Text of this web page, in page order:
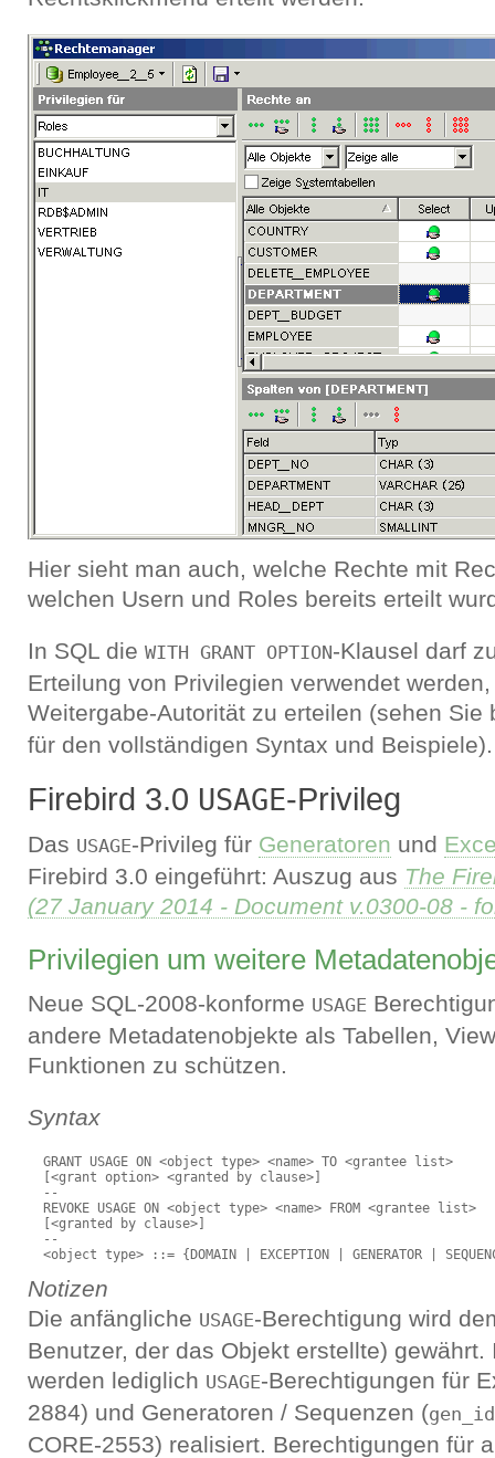
Hier sieht man auch, welche Rechte mit
welchen Usern und Roles bereits erteilt
In SQL die WITH GRANT OPTION-Klausel darf
Erteilung von Privilegien verwendet
Weitergabe-Autorität zu erteilen (sehen Sie
für den vollständigen Syntax und Beispiele).
Firebird 3.0 USAGE-Privileg
Das USAGE-Privileg für Generatoren und
Firebird 3.0 eingeführt: Auszug aus The
(27 January 2014 - Document v.0300-08 -
Privilegien um weitere
Neue SQL-2008-konforme USAGE
andere Metadatenobjekte als Tabellen,
Funktionen zu schützen.
Syntax
  GRANT USAGE ON <object type> <name> TO <grantee list>
  [<grant option> <granted by clause>]
  --
  REVOKE USAGE ON <object type> <name> FROM <grantee list>
  [<granted by clause>]
  --
Notizen
Die anfängliche USAGE-Berechtigung wird
Benutzer, der das Objekt erstellte) gewährt.
werden lediglich USAGE-Berechtigungen für
2884) und Generatoren / Sequenzen (gen_id
CORE-2553) realisiert. Berechtigungen für